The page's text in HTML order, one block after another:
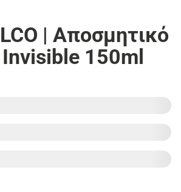
| Αποσμητικό
Invisible 150ml